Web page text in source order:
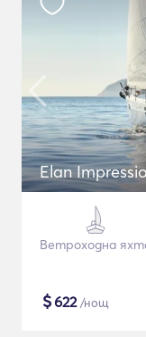
Elan
Ветроходна
$622/нощ